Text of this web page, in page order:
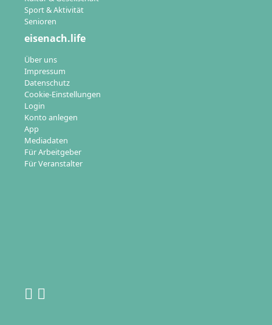
Sport & Aktivität
Senioren
eisenach.life
Über uns
Impressum
Datenschutz
Cookie-Einstellungen
Login
Konto anlegen
App
Mediadaten
Für Arbeitgeber
Für Veranstalter